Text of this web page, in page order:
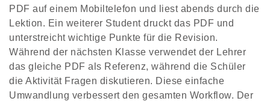
PDF auf einem Mobiltelefon und liest abends durch die
Lektion. Ein weiterer Student druckt das PDF und
unterstreicht wichtige Punkte für die Revision.
Während der nächsten Klasse verwendet der Lehrer
das gleiche PDF als Referenz, während die Schüler
die Aktivität Fragen diskutieren. Diese einfache
Umwandlung verbessert den gesamten Workflow. Der